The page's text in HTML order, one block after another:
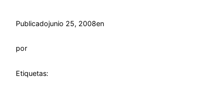
Publicadojunio 25, 2008en
por
Etiquetas: